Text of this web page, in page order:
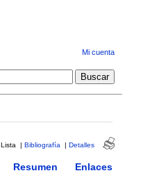
Mi cuenta
Lista | Bibliografía | Detalles
Resumen Enlaces